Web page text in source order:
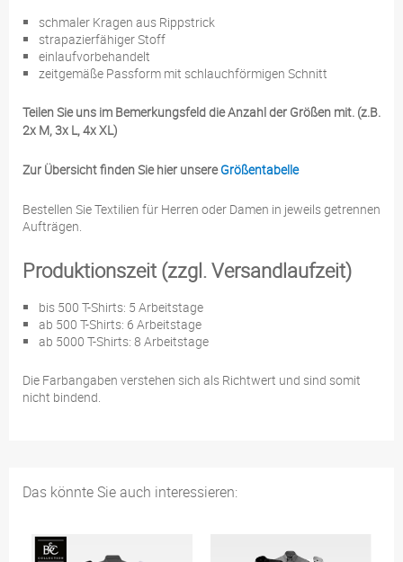
schmaler Kragen aus Rippstrick
strapazierfähiger Stoff
einlaufvorbehandelt
zeitgemäße Passform mit schlauchförmigen Schnitt
Teilen Sie uns im Bemerkungsfeld die Anzahl der Größen mit. (z.B.
2x M, 3x L, 4x XL)
Zur Übersicht finden Sie hier unsereGrößentabelle
Bestellen Sie Textilien für Herren oder Damen in jeweils getrennen
Aufträgen.
Produktionszeit (zzgl. Versandlaufzeit)
bis 500 T-Shirts: 5 Arbeitstage
ab 500 T-Shirts: 6 Arbeitstage
ab 5000 T-Shirts: 8 Arbeitstage
Die Farbangaben verstehen sich als Richtwert und sind somit
nicht bindend.
Das könnte Sie auch interessieren: